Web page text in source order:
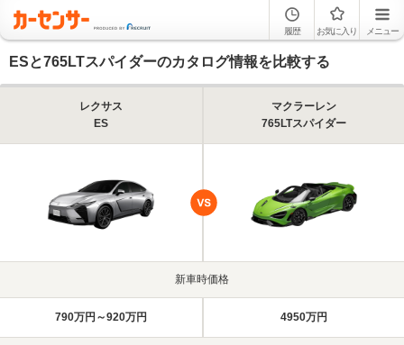
履歴 お気に入り メニュー
ESと765LTスパイダーのカタログ情報を比較する
レクサス
ES
マクラーレン
765LTスパイダー
新車時価格
790万円～920万円 4950万円